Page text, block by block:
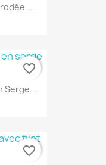
Serge...
favorite_border
favorite_border